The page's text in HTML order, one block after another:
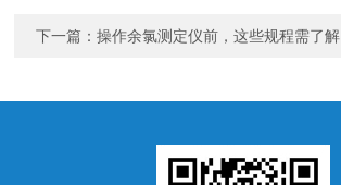
下一篇：操作余氯测定仪前，这些规程需了解